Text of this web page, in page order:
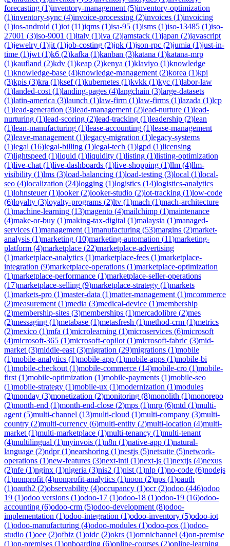
forecasting (1)inventory-management (5)inventory-optimization
(1)inventory-sync (4)invoice-processing (2)invoices (1)invoicing
(1)ios-android (1)iot (11)iqms (1)isa-95 (1)isms (1)iso-13485 (1)iso-
27001 (3)iso-9001 (1)italy (1)iva (2)jamstack (1)japan (2)javascript
(1)jewelry (1)jit (1)job-costing (2)jpk (1)json-rpc (2)jumia (1)just-in-
time (1)jwt (1)k6 (2)kafka (1)kanban (3)katana (1)katana-mrp
(1)kaufland (2)kdv (1)keap (2)kenya (1)klaviyo (1)knowledge
(1)knowledge-base (4)knowledge-management (2)korea (1)kpi
(3)kpis (3)kra (1)ksef(1)kubernetes (1)kvkk (1)kyc (1)labor-law
(1)landed-cost (1)landing-pages (4)langchain (3)large-datasets
(1)latin-america (3)launch (1)law-firm (1)law-firms (1)lazada (1)lcp
(1)lead-generation (3)lead-management (2)lead-nurture (1)lead-
nurturing (1)lead-scoring (2)lead-tracking (1)leadership (2)lean
(1)lean-manufacturing (1)lease-accounting (1)lease-management
(2)leave-management (1)legacy-migration (1)legacy-systems
(1)legal (16)legal-billing (1)legal-tech (1)lgpd (1)licensing
(7)lightspeed (1)liquid (1)liquidity (1)listing (1)listing-optimization
(1)live-chat (1)live-dashboards (1)live-shopping (1)llm (4)llm-
visibility (1)lms (3)load-balancing (1)load-testing (3)local (1)local-
seo (4)localization (24)logging (1)logistics (14)logistics-analytics
(1)lohnsteuer(1)looker(2)looker-studio (2)lot-tracking (1)low-code
(6)loyalty (3)loyalty-programs (2)ltv (1)mach (1)mach-architecture
(1)machine-learning (13)magento (4)mailchimp (1)maintenance
(4)make-or-buy (1)making-tax-digital (1)malaysia (1)managed-
services (1)management (1)manufacturing (53)margins (2)market-
analysis (1)marketing (10)marketing-automation (11)marketing-
platform (4)marketplace (22)marketplace-advertising
(1)marketplace-analytics (1)marketplace-fees (1)marketplace-
integration (9)marketplace-operations (1)marketplace-optimization
(1)marketplace-performance (1)marketplace-seller-operations
(17)marketplace-selling (9)marketplace-strategy (1)markets
(1)markets-pro (1)master-data (1)matter-management (1)mcommerce
(2)measurement (1)media (3)medical-device (1)membership
(2)membership-sites (3)memberships (1)mercadolibre (2)mes
(2)messaging (1)metabase (1)metasfresh (1)method-crm (1)metrics
(2)mexico (1)mfa (1)microlearning (1)microservices (6)microsoft
(4)microsoft-365 (1)microsoft-copilot (1)microsoft-fabric (3)mid-
market (3)middle-east (3)migration (29)migrations (1)mobile
(1)mobile-analytics (1)mobile-app (1)mobile-apps (1)mobile-bi
(1)mobile-checkout (1)mobile-commerce (14)mobile-cro (1)mobile-
first (1)mobile-optimization (1)mobile-payments (1)mobile-seo
(1)mobile-strategy (1)mobile-ux (1)modernization (1)modules
(2)monday (3)monetization (2)monitoring (8)monolith (1)monorepo
(2)month-end (1)month-end-close (2)mps (1)mrp (6)mtd (1)multi-
agent (5)multi-channel (13)multi-cloud (1)multi-company (3)multi-
country (2)multi-currency (6)multi-entity (2)multi-location (4)multi-
market (1)multi-marketplace (1)multi-tenancy (1)multi-tenant
(4)multilingual (1)myinvois (1)n8n (1)native-app (1)natural-
language (2)ndpr(1)nearshoring (1)nestjs (5)netsuite (5)network-
operations (1)new-features (3)next-intl (1)next-js (1)nextjs (4)nexus
(2)nfe (1)nginx (1)nigeria (3)nis2 (1)nist (1)nlp (1)no-code (6)nodejs
(1)nonprofit (4)nonprofit-analytics (1)noon (2)nps (1)oauth
(1)oauth2 (2)observability (4)occupancy (1)ocr(2)odoo (446)odoo
19 (1)odoo versions (1)odoo-17 (1)odoo-18 (1)odoo-19 (16)odoo-
accounting (6)odoo-crm (5)odoo-development (8)odoo-
implementation (1)odoo-integration (1)odoo-inventory (5)odoo-iot
(1)odoo-manufacturing (4)odoo-modules (1)odoo-pos (1)odoo-
studio (1)oee (2)ofbiz (1)oidc (2)okrs (1)omnichannel (4)on-premise
(1)on-premises (1)onboarding (6)online-courses (2)online-learning